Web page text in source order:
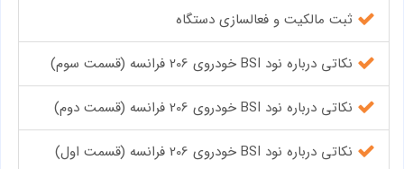
ثبت مالکیت و فعالسازی دستگاه
نکاتی درباره نود BSI خودروی 206 فرانسه (قسمت سوم)
نکاتی درباره نود BSI خودروی 206 فرانسه (قسمت دوم)
نکاتی درباره نود BSI خودروی 206 فرانسه (قسمت اول)